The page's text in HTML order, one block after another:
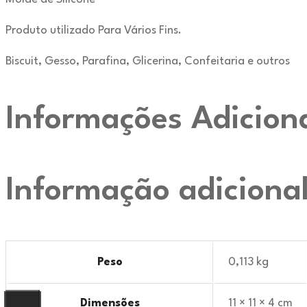
Produto utilizado Para Vários Fins.
Biscuit, Gesso, Parafina, Glicerina, Confeitaria e outros
Informações
Informação adicional
Peso 0,113 kg
Dimensões 11 × 11 × 4 cm